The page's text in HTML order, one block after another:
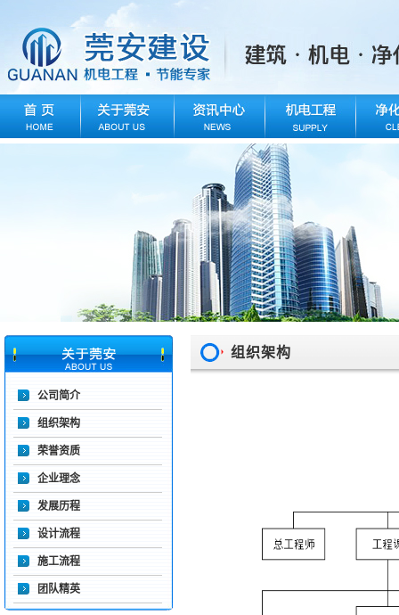
公司简介
组织架构
荣誉资质
企业理念
发展历程
设计流程
施工流程
团队精英
组织架构